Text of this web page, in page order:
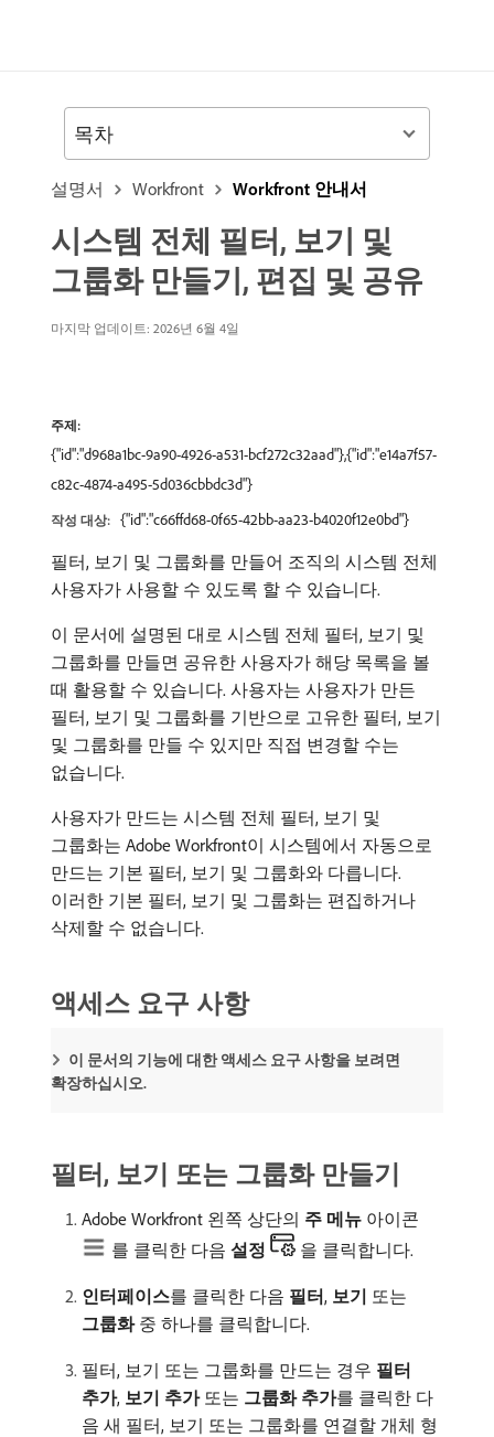
설명서 Workfront Workfront 안내서
시스템 전체 필터, 보기 및
그룹화 만들기, 편집 및 공유
마지막 업데이트: 2026년 6월 4일
주제:
{"id":"d968a1bc-9a90-4926-a531-bcf272c32aad"},{"id":"e14a7f57-
c82c-4874-a495-5d036cbbdc3d"}
작성 대상: {"id":"c66ffd68-0f65-42bb-aa23-b4020f12e0bd"}
필터, 보기 및 그룹화를 만들어 조직의 시스템 전체
사용자가 사용할 수 있도록 할 수 있습니다.
이 문서에 설명된 대로 시스템 전체 필터, 보기 및
그룹화를 만들면 공유한 사용자가 해당 목록을 볼
때 활용할 수 있습니다. 사용자는 사용자가 만든
필터, 보기 및 그룹화를 기반으로 고유한 필터, 보기
및 그룹화를 만들 수 있지만 직접 변경할 수는
없습니다.
사용자가 만드는 시스템 전체 필터, 보기 및
그룹화는 Adobe Workfront이 시스템에서 자동으로
만드는 기본 필터, 보기 및 그룹화와 다릅니다.
이러한 기본 필터, 보기 및 그룹화는 편집하거나
삭제할 수 없습니다.
액세스 요구 사항
이 문서의 기능에 대한 액세스 요구 사항을 보려면
확장하십시오.
필터, 보기 또는 그룹화 만들기
Adobe Workfront 왼쪽 상단의 주 메뉴 아이콘
를 클릭한 다음 설정 을 클릭합니다.
인터페이스​를 클릭한 다음 필터, 보기 또는
그룹화중 하나를 클릭합니다.
필터, 보기 또는 그룹화를 만드는 경우 필터
추가, 보기 추가또는 그룹화 추가​를 클릭한 다
음 새 필터, 보기 또는 그룹화를 연결할 개체 형
목차